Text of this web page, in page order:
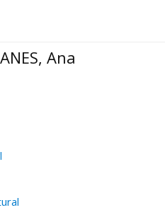
après les catastrophes
de recherche à long
spécifiquement sur les
stratégiques des
l’organisation et la gestion du
lui-même, en fonction des
Ana